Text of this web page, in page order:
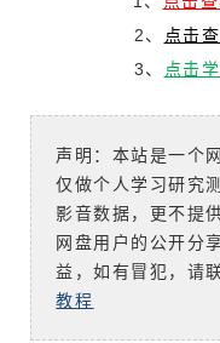
2、 点击
3、 点击
声明：本站是一个
仅做个人学习研究
影音数据，更不提
网盘用户的公开分
益，如有冒犯，请
教程